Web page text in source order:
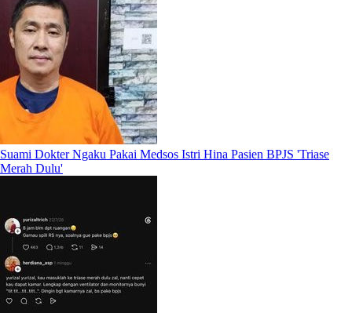
Suami Dokter Ngaku Pakai Medsos Istri Hina Pasien BPJS 'Triase
Merah Dulu'